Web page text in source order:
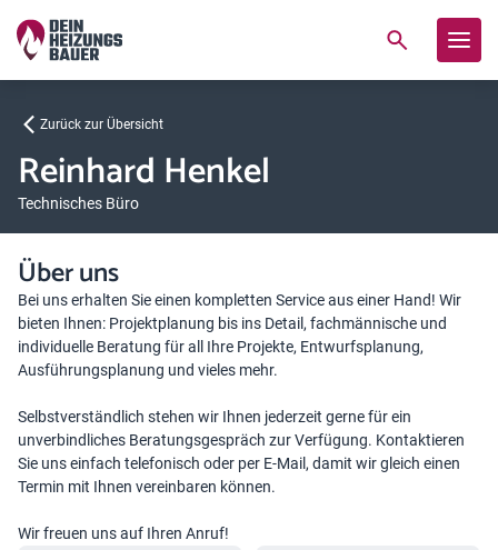
Zurück zur Übersicht
Reinhard Henkel
Technisches Büro
Über uns
Bei uns erhalten Sie einen kompletten Service aus einer Hand! Wir
bieten Ihnen: Projektplanung bis ins Detail, fachmännische und
individuelle Beratung für all Ihre Projekte, Entwurfsplanung,
Ausführungsplanung und vieles mehr.
Selbstverständlich stehen wir Ihnen jederzeit gerne für ein
unverbindliches Beratungsgespräch zur Verfügung. Kontaktieren
Sie uns einfach telefonisch oder per E-Mail, damit wir gleich einen
Termin mit Ihnen vereinbaren können.
Wir freuen uns auf Ihren Anruf!